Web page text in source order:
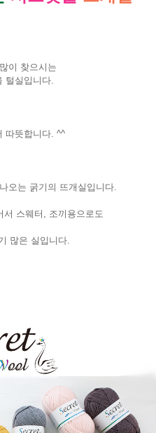
이 찾으시는
털실입니다.
따뜻합니다. ^^
오는 굵기의 뜨개실입니다.
서 스웨터, 조끼용으로도
많은 실입니다.